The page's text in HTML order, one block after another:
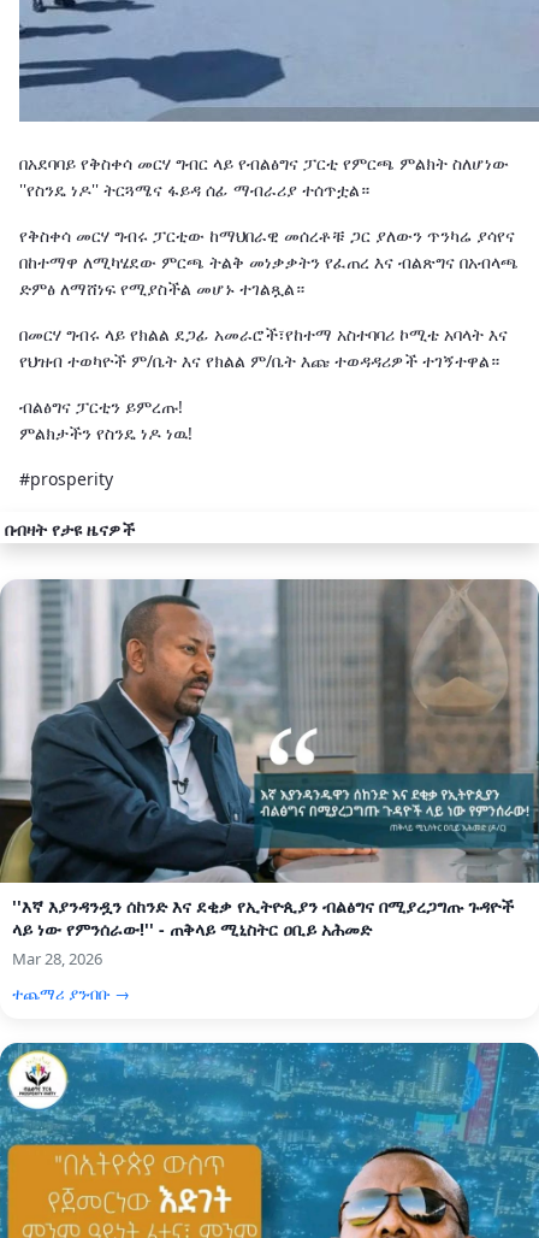
በአደባባይ የቅስቀሳ መርሃ ግብር ላይ የብልፅግና ፓርቲ የምርጫ ምልክት ስለሆነው
''የስንዴ ነዶ'' ትርጓሜና ፋይዳ ሰፊ ማብራሪያ ተሰጥቷል።
የቅስቀሳ መርሃ ግብሩ ፓርቲው ከማህበራዊ መሰረቶቹ ጋር ያለውን ጥንካሬ ያሳየና
በከተማዋ ለሚካሄደው ምርጫ ትልቅ መነቃቃትን የፈጠረ እና ብልጽግና በአብላጫ
ድምፅ ለማሸነፍ የሚያስችል መሆኑ ተገልጿል።
በመርሃ ግብሩ ላይ የክልል ደጋፊ አመራሮች፣የከተማ አስተባባሪ ኮሚቴ አባላት እና
የህዝብ ተወካዮች ም/ቤት እና የክልል ም/ቤት እጩ ተወዳዳሪዎች ተገኝተዋል።
ብልፅግና ፓርቲን ይምረጡ!
ምልክታችን የስንዴ ነዶ ነዉ!
#prosperity
በብዛት የታዩ ዜናዎች
''እኛ እያንዳንዷን ሰከንድ እና ደቂቃ የኢትዮጲያን ብልፅግና በሚያረጋግጡ ጉዳዮች
ላይ ነው የምንሰራው!'' - ጠቅላይ ሚኒስትር ዐቢይ አሕመድ
Mar 28, 2026
ተጨማሪ ያንብቡ →